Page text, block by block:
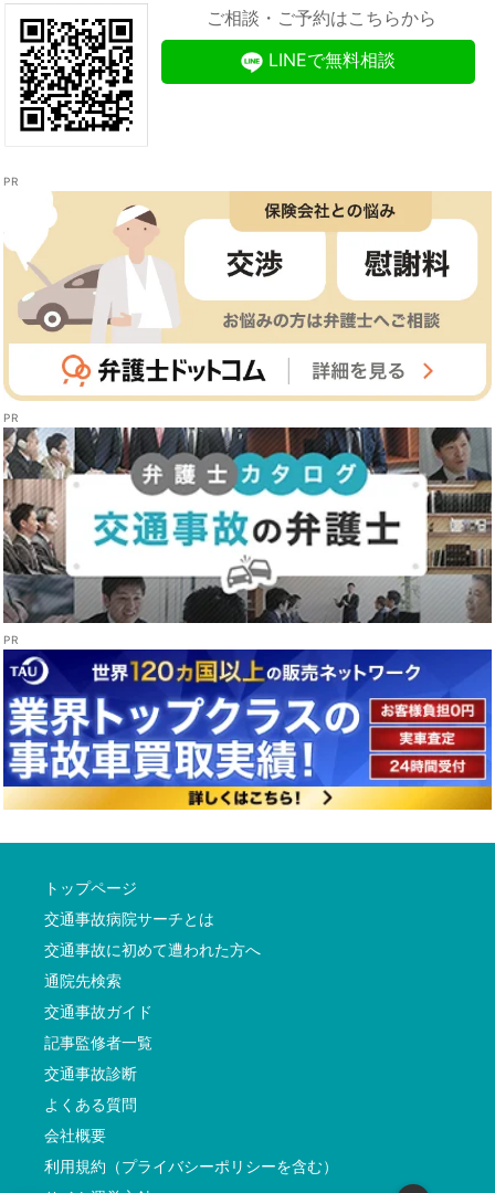
ご相談・ご予約はこちらから
LINEで無料相談
トップページ
交通事故病院サーチとは
交通事故に初めて遭われた方へ
通院先検索
交通事故ガイド
記事監修者一覧
交通事故診断
よくある質問
会社概要
利用規約（プライバシーポリシーを含む）